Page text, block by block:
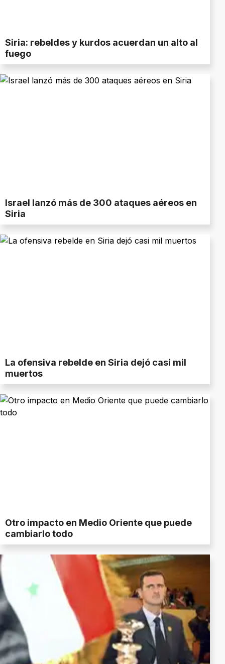
Siria: rebeldes y kurdos acuerdan un alto al
fuego
Israel lanzó más de 300 ataques aéreos en
Siria
La ofensiva rebelde en Siria dejó casi mil
muertos
Otro impacto en Medio Oriente que puede
cambiarlo todo